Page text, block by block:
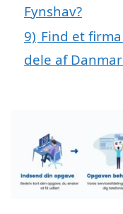
Fynshav?
9) Find et
dele af